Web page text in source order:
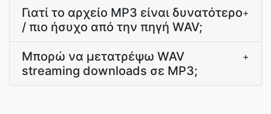
Γιατί το αρχείο MP3 είναι δυνατότερο
/ πιο ήσυχο από την πηγή WAV;
+
Μπορώ να μετατρέψω WAV
streaming downloads σε MP3;
+